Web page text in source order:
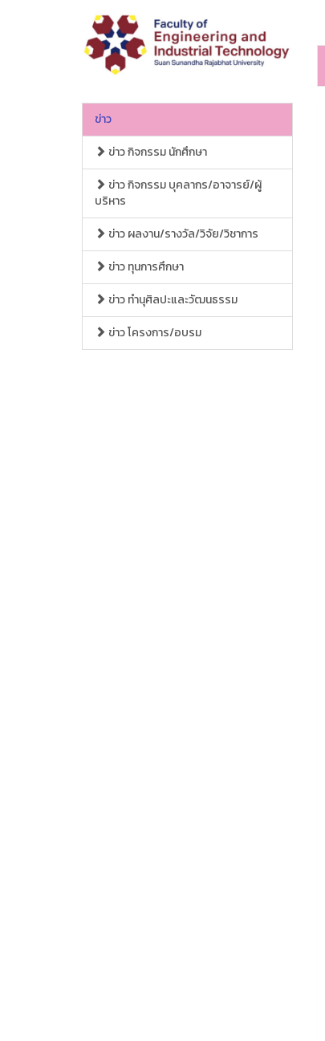
ข่าว
ข่าว กิจกรรม นักศึกษา
ข่าว กิจกรรม บุคลากร/อาจารย์/ผู้
บริหาร
ข่าว ผลงาน/รางวัล/วิจัย/วิชาการ
ข่าว ทุนการศึกษา
ข่าว ทำนุศิลปะและวัฒนธรรม
ข่าว โครงการ/อบรม